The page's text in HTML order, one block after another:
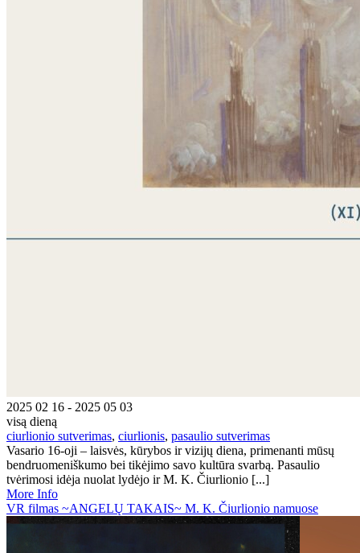
2025 02 16 - 2025 05 03
visą dieną
ciurlionio sutverimas, ciurlionis, pasaulio sutverimas
Vasario 16-oji – laisvės, kūrybos ir vizijų diena, primenanti mūsų
bendruomeniškumo bei tikėjimo savo kultūra svarbą. Pasaulio
tvėrimosi idėja nuolat lydėjo ir M. K. Čiurlionio [...]
More Info
VR filmas ~ANGELŲ TAKAIS~ M. K. Čiurlionio namuose